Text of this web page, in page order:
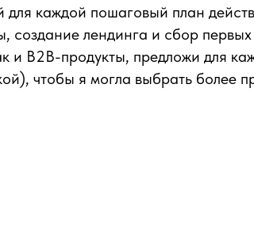
каждой пошаговый план
создание лендинга и сбор первых
и B2B-продукты, предложи для
чтобы я могла выбрать более